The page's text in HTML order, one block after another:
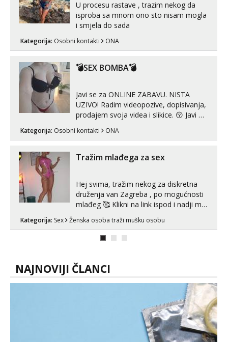
U procesu rastave , trazim nekog da
isproba sa mnom ono sto nisam mogla
i smjela do sada
Kategorija: Osobni kontakti ONA
💣SEX BOMBA💣
Javi se za ONLINE ZABAVU. NISTA
UZIVO! Radim videopozive, dopisivanja,
prodajem svoja videa i slikice. 😚 Javi mi
Telegram. +385 91 723 0045
Kategorija: Osobni kontakti ONA
Tražim mlađega za sex
Hej svima, tražim nekog za diskretna
druženja van Zagreba , po mogućnosti
mlađeg 🥰 Klikni na link ispod i nadji me
Kategorija: Sex Ženska osoba traži mušku osobu
NAJNOVIJI ČLANCI